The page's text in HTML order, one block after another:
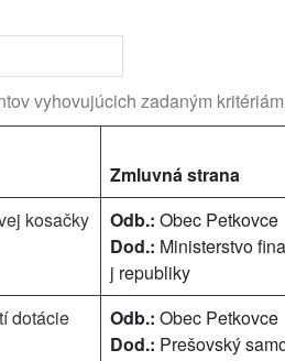
vyhovujúcich zadaným
Zmluvná strana
kosačky Odb.: Obec Petkovce
Dod.: Ministerstvo
j republiky
dotácie Odb.: Obec Petkovce
Dod.: Prešovský